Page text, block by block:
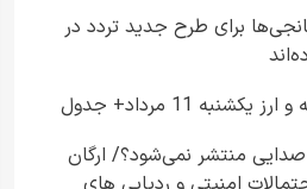
برای طرح جدید تردد در
11 مرداد+ جدول
منتشر نمی‌شود؟/ ارگان